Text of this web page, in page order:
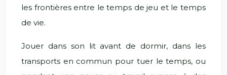
les frontières entre le temps de jeu et le temps
de vie.
Jouer dans son lit avant de dormir, dans les
transports en commun pour tuer le temps, ou